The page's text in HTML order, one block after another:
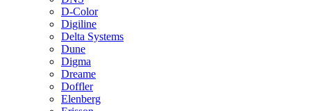
D-Color
Digiline
Delta Systems
Dune
Digma
Dreame
Doffler
Elenberg